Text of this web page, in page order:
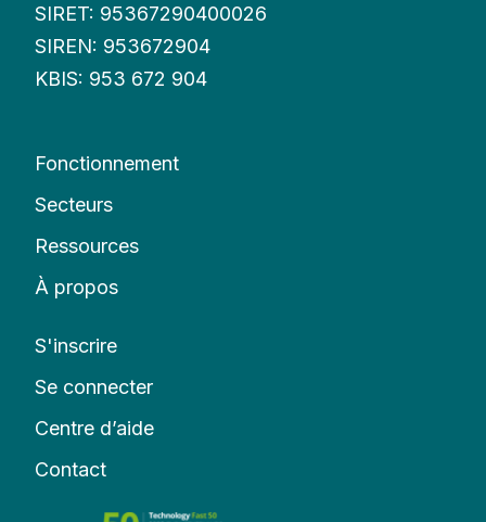
SIRET: 95367290400026
SIREN: 953672904
KBIS: 953 672 904
Fonctionnement
Secteurs
Ressources
À propos
S'inscrire
Se connecter
Centre d’aide
Contact